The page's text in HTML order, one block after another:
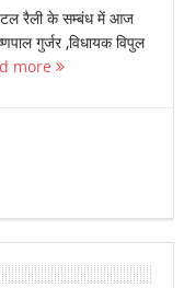
रैली के सम्बंध में आज
गुर्जर ,विधायक विपुल
more